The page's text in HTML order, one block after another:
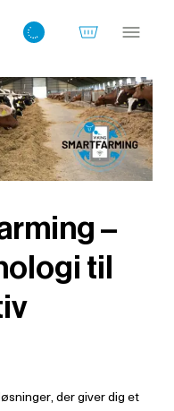
–
til
der giver dig et